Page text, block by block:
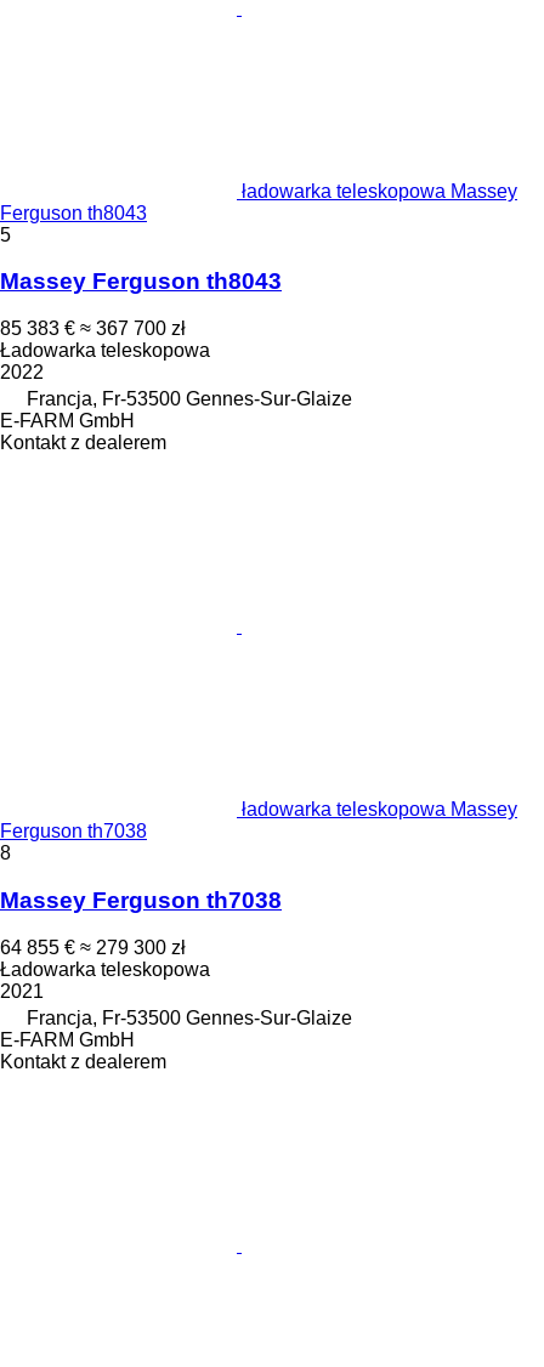
ładowarka teleskopowa Massey
Ferguson th8043
5
Massey Ferguson th8043
85 383 € ≈ 367 700 zł
Ładowarka teleskopowa
2022
Francja, Fr-53500 Gennes-Sur-Glaize
E-FARM GmbH
Kontakt z dealerem
ładowarka teleskopowa Massey
Ferguson th7038
8
Massey Ferguson th7038
64 855 € ≈ 279 300 zł
Ładowarka teleskopowa
2021
Francja, Fr-53500 Gennes-Sur-Glaize
E-FARM GmbH
Kontakt z dealerem